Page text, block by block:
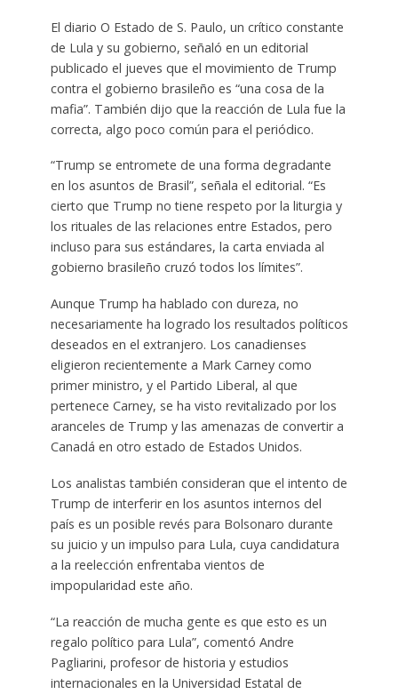
El diario O Estado de S. Paulo, un crítico constante
de Lula y su gobierno, señaló en un editorial
publicado el jueves que el movimiento de Trump
contra el gobierno brasileño es “una cosa de la
mafia”. También dijo que la reacción de Lula fue la
correcta, algo poco común para el periódico.
“Trump se entromete de una forma degradante
en los asuntos de Brasil”, señala el editorial. “Es
cierto que Trump no tiene respeto por la liturgia y
los rituales de las relaciones entre Estados, pero
incluso para sus estándares, la carta enviada al
gobierno brasileño cruzó todos los límites”.
Aunque Trump ha hablado con dureza, no
necesariamente ha logrado los resultados políticos
deseados en el extranjero. Los canadienses
eligieron recientemente a Mark Carney como
primer ministro, y el Partido Liberal, al que
pertenece Carney, se ha visto revitalizado por los
aranceles de Trump y las amenazas de convertir a
Canadá en otro estado de Estados Unidos.
Los analistas también consideran que el intento de
Trump de interferir en los asuntos internos del
país es un posible revés para Bolsonaro durante
su juicio y un impulso para Lula, cuya candidatura
a la reelección enfrentaba vientos de
impopularidad este año.
“La reacción de mucha gente es que esto es un
regalo político para Lula”, comentó Andre
Pagliarini, profesor de historia y estudios
internacionales en la Universidad Estatal de